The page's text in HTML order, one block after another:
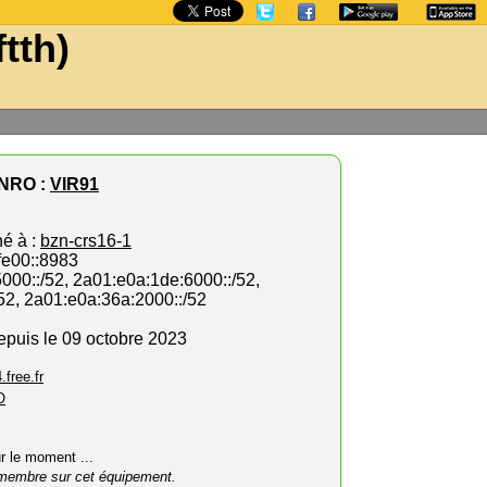
: VIR91
à : bzn-crs16-1
52, 2a01:e0a:1de:6000::/52,
2a01:e0a:36a:2000::/52
le 09 octobre 2023
le moment ...
sur cet équipement.